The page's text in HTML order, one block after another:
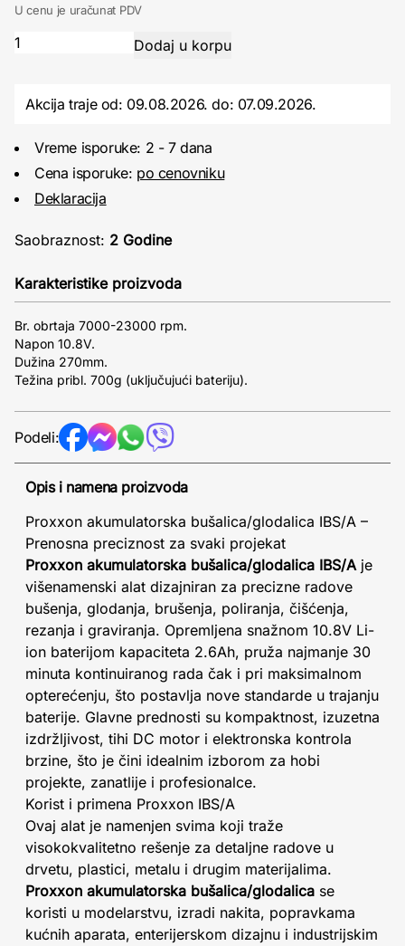
U cenu je uračunat PDV
Akcija traje od: 09.08.2026.do: 07.09.2026.
Vreme isporuke: 2 - 7 dana
Cena isporuke: po cenovniku
Deklaracija
Saobraznost: 2 Godine
Karakteristike proizvoda
Br. obrtaja 7000-23000 rpm.
Napon 10.8V.
Dužina 270mm.
Težina pribl. 700g (uključujući bateriju).
Podeli:
Opis i namena proizvoda
Proxxon akumulatorska bušalica/glodalica IBS/A –
Prenosna preciznost za svaki projekat
Proxxon akumulatorska bušalica/glodalica IBS/Aje
višenamenski alat dizajniran za precizne radove
bušenja, glodanja, brušenja, poliranja, čišćenja,
rezanja i graviranja. Opremljena snažnom 10.8V Li-
ion baterijom kapaciteta 2.6Ah, pruža najmanje 30
minuta kontinuiranog rada čak i pri maksimalnom
opterećenju, što postavlja nove standarde u trajanju
baterije. Glavne prednosti su kompaktnost, izuzetna
izdržljivost, tihi DC motor i elektronska kontrola
brzine, što je čini idealnim izborom za hobi
projekte, zanatlije i profesionalce.
Korist i primena Proxxon IBS/A
Ovaj alat je namenjen svima koji traže
visokokvalitetno rešenje za detaljne radove u
drvetu, plastici, metalu i drugim materijalima.
Proxxon akumulatorska bušalica/glodalica se
koristi u modelarstvu, izradi nakita, popravkama
kućnih aparata, enterijerskom dizajnu i industrijskim